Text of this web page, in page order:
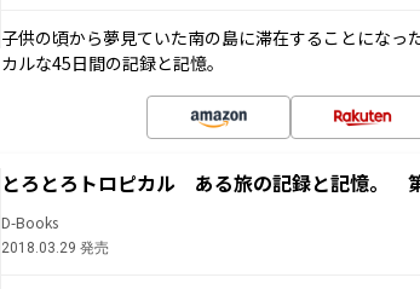
子供の頃から夢見ていた南の島に滞在することになっ
カルな45日間の記録と記憶。
とろとろトロピカル ある旅の記録と記憶。
D-Books
2018.03.29 発売